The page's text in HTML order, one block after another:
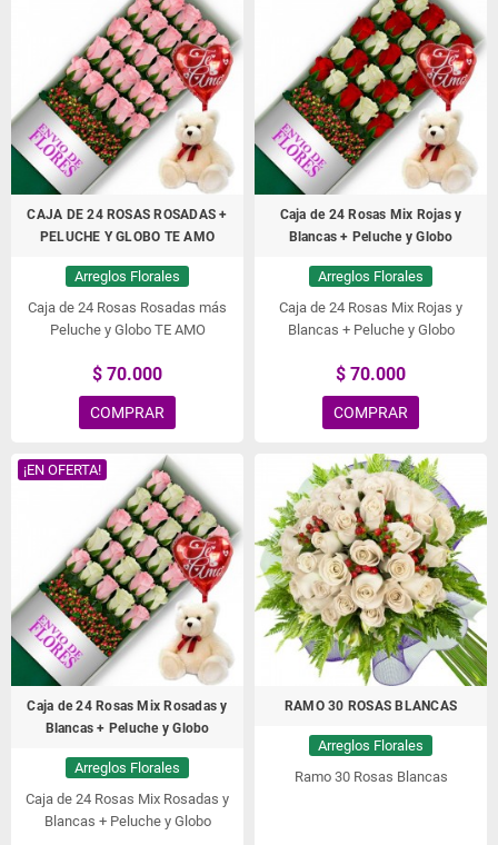
CAJA DE 24 ROSAS ROSADAS +
PELUCHE Y GLOBO TE AMO
Arreglos Florales
Caja de 24 Rosas Rosadas más
Peluche y Globo TE AMO
$ 70.000
COMPRAR
Caja de 24 Rosas Mix Rojas y
Blancas + Peluche y Globo
Arreglos Florales
Caja de 24 Rosas Mix Rojas y
Blancas + Peluche y Globo
$ 70.000
COMPRAR
¡EN OFERTA!
Caja de 24 Rosas Mix Rosadas y
Blancas + Peluche y Globo
Arreglos Florales
Caja de 24 Rosas Mix Rosadas y
Blancas + Peluche y Globo
RAMO 30 ROSAS BLANCAS
Arreglos Florales
Ramo 30 Rosas Blancas